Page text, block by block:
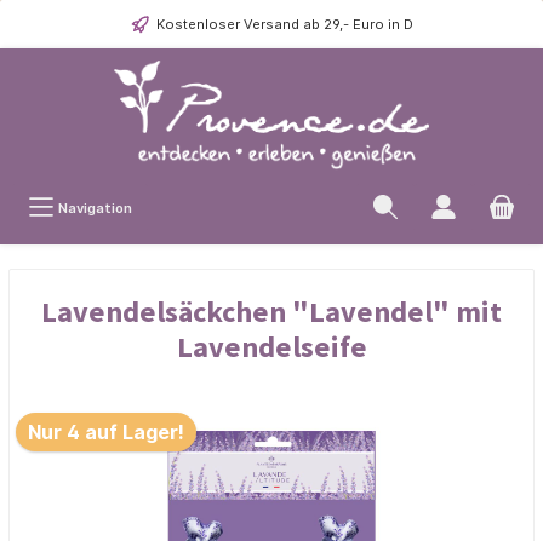
Kostenloser Versand ab 29,- Euro in D
Navigation
Lavendelsäckchen "Lavendel" mit
Lavendelseife
Nur 4 auf Lager!